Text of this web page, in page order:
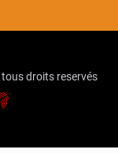
tous droits reservés